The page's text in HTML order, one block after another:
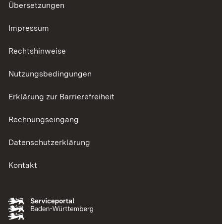
Übersetzungen
Impressum
Rechtshinweise
Nutzungsbedingungen
Erklärung zur Barrierefreiheit
Rechnungseingang
Datenschutzerklärung
Kontakt